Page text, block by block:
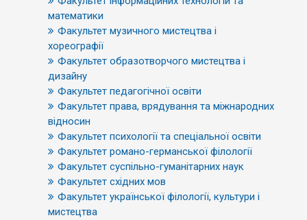
математики
Факультет музичного мистецтва і
хореографії
Факультет образотворчого мистецтва і
дизайну
Факультет педагогічної освіти
Факультет права, врядування та міжнародних
відносин
Факультет психології та спеціальної освіти
Факультет романо-германської філології
Факультет суспільно-гуманітарних наук
Факультет східних мов
Факультет української філології, культури і
мистецтва